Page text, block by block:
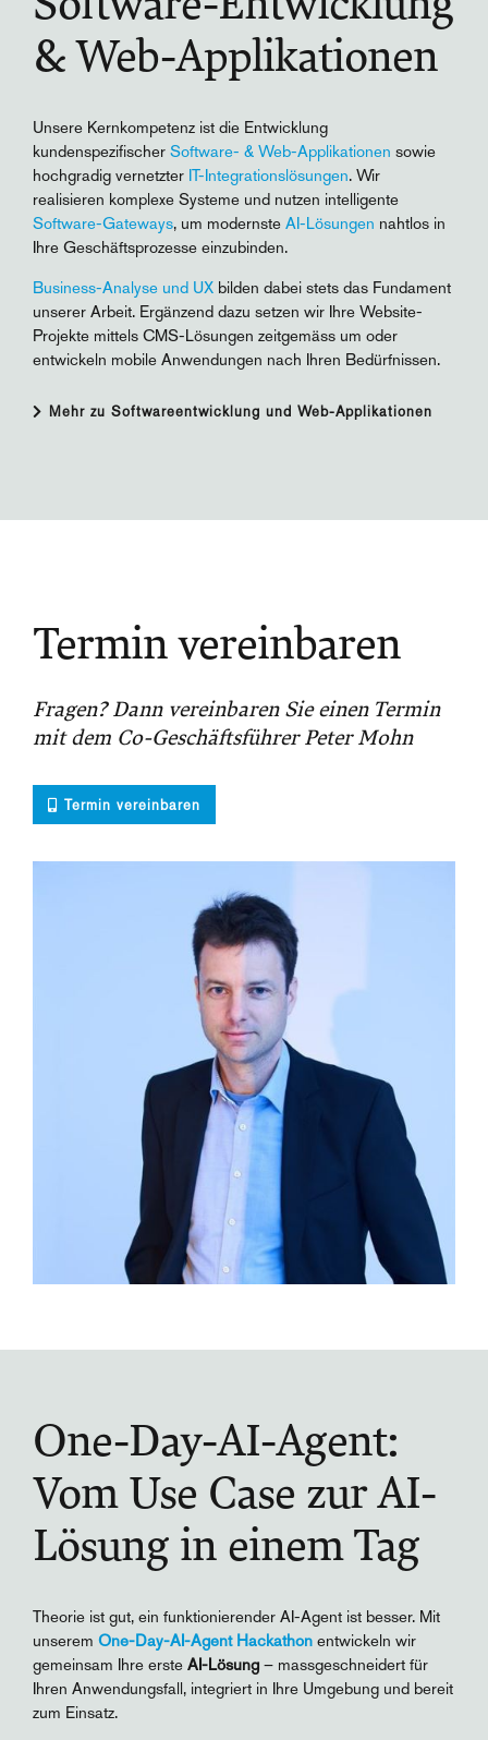
& Web-Applikationen
Unsere Kernkompetenz ist die Entwicklung
kundenspezifischer Software- & Web-Applikationen sowie
hochgradig vernetzter IT-Integrationslösungen. Wir
realisieren komplexe Systeme und nutzen intelligente
Software-Gateways, um modernste AI-Lösungen nahtlos in
Ihre Geschäftsprozesse einzubinden.
Business-Analyse und UX bilden dabei stets das Fundament
unserer Arbeit. Ergänzend dazu setzen wir Ihre Website-
Projekte mittels CMS-Lösungen zeitgemäss um oder
entwickeln mobile Anwendungen nach Ihren Bedürfnissen.
Mehr zu Softwareentwicklung und Web-Applikationen
Termin vereinbaren
Fragen? Dann vereinbaren Sie einen Termin
mit dem Co-Geschäftsführer Peter Mohn
Termin vereinbaren
One-Day-AI-Agent:
Vom Use Case zur AI-
Lösung in einem Tag
Theorie ist gut, ein funktionierender AI-Agent ist besser. Mit
unserem One-Day-AI-Agent Hackathon entwickeln wir
gemeinsam Ihre erste AI-Lösung – massgeschneidert für
Ihren Anwendungsfall, integriert in Ihre Umgebung und bereit
zum Einsatz.